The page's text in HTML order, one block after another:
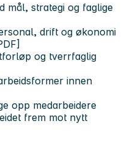
mål, strategi og faglige
drift og økonomi
og tverrfaglig
innen
opp medarbeidere
frem mot nytt